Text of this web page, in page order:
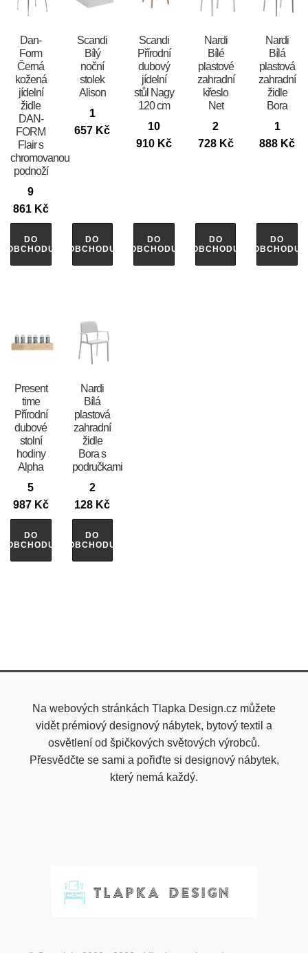
​​​​​Dan-
Form
Černá
kožená
jídelní
židle
DAN-
FORM
Flair s
chromovanou
podnoží
9
861 Kč
DO
OBCHODU
Scandi
Bílý
noční
stolek
Alison
1
657 Kč
DO
OBCHODU
Scandi
Přírodní
dubový
jídelní
stůl Nagy
120 cm
10
910 Kč
DO
OBCHODU
Nardi
Bílé
plastové
zahradní
křeslo
Net
2
728 Kč
DO
OBCHODU
Nardi
Bílá
plastová
zahradní
židle
Bora
1
888 Kč
DO
OBCHODU
Present
time
Přírodní
dubové
stolní
hodiny
Alpha
5
987 Kč
DO
OBCHODU
Nardi
Bílá
plastová
zahradní
židle
Bora s
područkami
2
128 Kč
DO
OBCHODU
Na webových stránkách Tlapka Design.cz můžete
vidět prémiový designový nábytek, bytový textil a
osvětlení od špičkových světových výrobců.
Přesvědčte se sami a pořiďte si designový nábytek,
který nemá každý.